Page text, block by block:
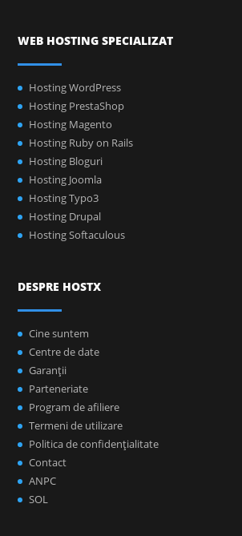
WEB HOSTING SPECIALIZAT
Hosting WordPress
Hosting PrestaShop
Hosting Magento
Hosting Ruby on Rails
Hosting Bloguri
Hosting Joomla
Hosting Typo3
Hosting Drupal
Hosting Softaculous
DESPRE HOSTX
Cine suntem
Centre de date
Garanţii
Parteneriate
Program de afiliere
Termeni de utilizare
Politica de confidenţialitate
Contact
ANPC
SOL